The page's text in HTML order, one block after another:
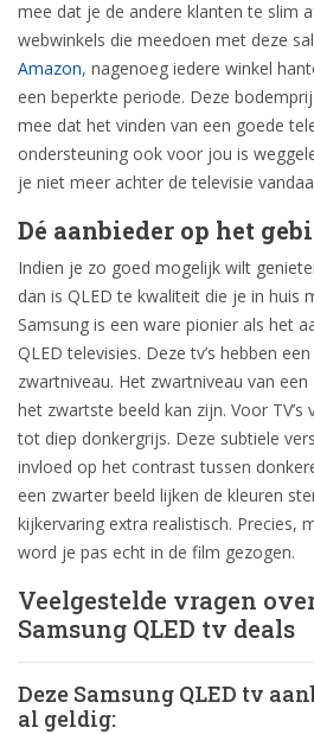
mee dat je de andere klanten te slim
webwinkels die meedoen met deze
Amazon, nagenoeg iedere winkel
een beperkte periode. Deze
mee dat het vinden van een goede
ondersteuning ook voor jou is
je niet meer achter de televisie
Dé aanbieder op het
Indien je zo goed mogelijk wilt
dan is QLED te kwaliteit die je in huis
Samsung is een ware pionier als het
QLED televisies. Deze tv’s hebben
zwartniveau. Het zwartniveau van
het zwartste beeld kan zijn. Voor
tot diep donkergrijs. Deze subtiele
invloed op het contrast tussen
een zwarter beeld lijken de kleuren
kijkervaring extra realistisch. Precies,
word je pas echt in de film gezogen.
Veelgestelde vragen
Samsung QLED tv deals
Deze Samsung QLED tv
al geldig: